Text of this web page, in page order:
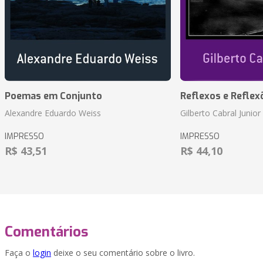
Poemas em Conjunto
Alexandre Eduardo Weiss
IMPRESSO
R$ 43,51
Reflexos e
Gilberto Cabral Junior
IMPRESSO
R$ 44,10
Comentários
Faça o login deixe o seu comentário sobre o livro.